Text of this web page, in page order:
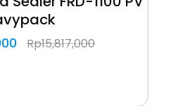
Rp15,817,000